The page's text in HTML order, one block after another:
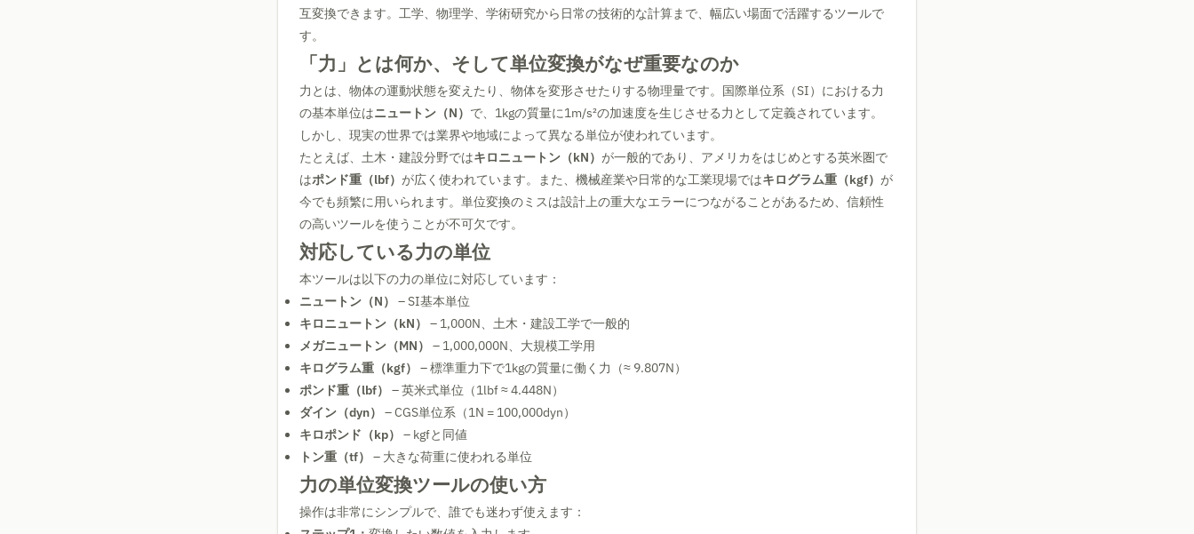
互変換できます。工学、物理学、学術研究から日常の技術的な計算まで、幅広い場面で活躍するツールで
す。
「力」とは何か、そして単位変換がなぜ重要なのか
力とは、物体の運動状態を変えたり、物体を変形させたりする物理量です。国際単位系（SI）における力
の基本単位はニュートン（N） で、1kgの質量に1m/s²の加速度を生じさせる力として定義されています。
しかし、現実の世界では業界や地域によって異なる単位が使われています。
たとえば、土木・建設分野ではキロニュートン（kN） が一般的であり、アメリカをはじめとする英米圏で
はポンド重（lbf） が広く使われています。また、機械産業や日常的な工業現場ではキログラム重（kgf） が
今でも頻繁に用いられます。単位変換のミスは設計上の重大なエラーにつながることがあるため、信頼性
の高いツールを使うことが不可欠です。
対応している力の単位
本ツールは以下の力の単位に対応しています：
ニュートン（N）
– SI基本単位
キロニュートン（kN）
– 1,000N、土木・建設工学で一般的
メガニュートン（MN）
– 1,000,000N、大規模工学用
キログラム重（kgf）
– 標準重力下で1kgの質量に働く力（≈ 9.807N）
ポンド重（lbf）
– 英米式単位（1lbf ≈ 4.448N）
ダイン（dyn）
– CGS単位系（1N = 100,000dyn）
キロポンド（kp）
– kgfと同値
トン重（tf）
– 大きな荷重に使われる単位
力の単位変換ツールの使い方
操作は非常にシンプルで、誰でも迷わず使えます：